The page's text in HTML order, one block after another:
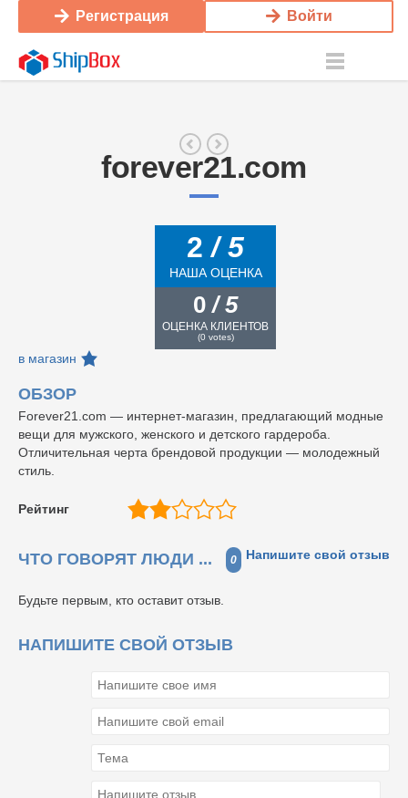
Регистрация Войти
forever21.com
2/ 5
НАША ОЦЕНКА
0 / 5
ОЦЕНКА КЛИЕНТОВ
(0votes)
в магазин
ОБЗОР
Forever21.com — интернет-магазин, предлагающий модные
вещи для мужского, женского и детского гардероба.
Отличительная черта брендовой продукции — молодежный
стиль.
Рейтинг
ЧТО ГОВОРЯТ ЛЮДИ ... 0 Напишите свой отзыв
Будьте первым, кто оставит отзыв.
НАПИШИТЕ СВОЙ ОТЗЫВ